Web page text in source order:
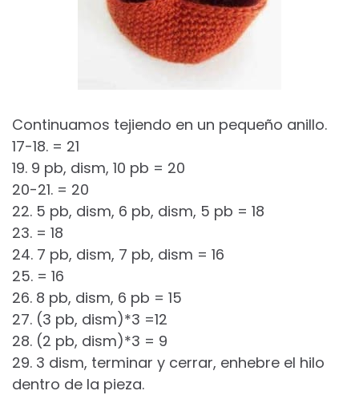
Continuamos tejiendo en un pequeño anillo.
17-18. = 21
19. 9 pb, dism, 10 pb = 20
20-21. = 20
22. 5 pb, dism, 6 pb, dism, 5 pb = 18
23. = 18
24. 7 pb, dism, 7 pb, dism = 16
25. = 16
26. 8 pb, dism, 6 pb = 15
27. (3 pb, dism)*3 =12
28. (2 pb, dism)*3 = 9
29. 3 dism, terminar y cerrar, enhebre el hilo
dentro de la pieza.